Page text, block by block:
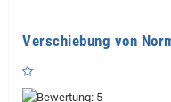
Verschiebung von